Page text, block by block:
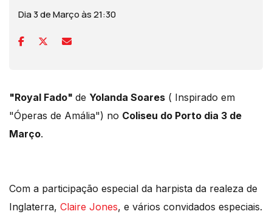
Dia 3 de Março às 21:30
"Royal Fado" de Yolanda Soares ( Inspirado em
"Óperas de Amália") no Coliseu do Porto dia 3 de
Março.
Com a participação especial da harpista da realeza de
Inglaterra, Claire Jones, e vários convidados especiais.